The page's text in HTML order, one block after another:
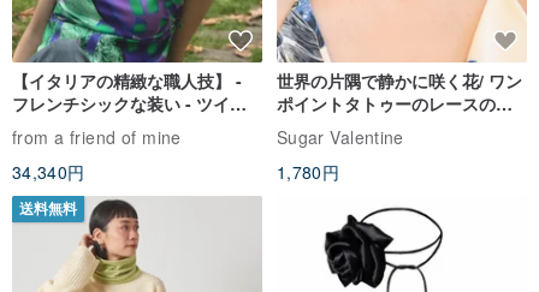
【イタリアの精緻な職人技】 -
フレンチシックな装い - ツイル
プリントシルクスカーフトップ
ス
from a friend of mine
34,340円
世界の片隅で静かに咲く花/ ワン
ポイントタトゥーのレースのチ
ョーカー SV649
Sugar Valentine
1,780円
送料無料